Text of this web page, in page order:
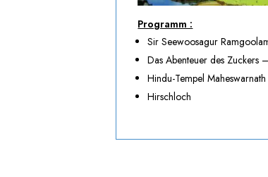
Programm :
Sir Seewoosagur
Das Abenteuer des Zuckers
Hindu-Tempel
Hirschloch